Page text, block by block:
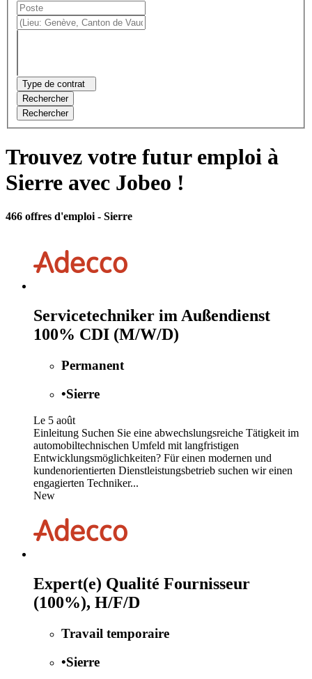
Type de contrat
Rechercher
Rechercher
Trouvez votre futur emploi à
Sierre avec Jobeo !
466 offres d'emploi - Sierre
Servicetechniker im Außendienst
100% CDI (M/W/D)
Permanent
•Sierre
Le 5 août
Einleitung Suchen Sie eine abwechslungsreiche Tätigkeit im
automobiltechnischen Umfeld mit langfristigen
Entwicklungsmöglichkeiten? Für einen modernen und
kundenorientierten Dienstleistungsbetrieb suchen wir einen
engagierten Techniker...
New
Expert(e) Qualité Fournisseur
(100%), H/F/D
Travail temporaire
•Sierre